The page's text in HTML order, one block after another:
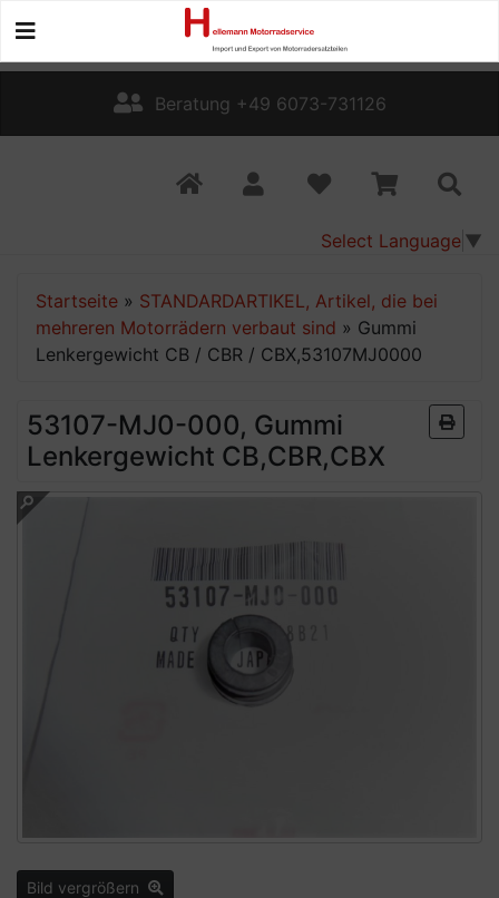
Beratung +49 6073-731126
Select Language ▼
Startseite » STANDARDARTIKEL, Artikel, die bei
mehreren Motorrädern verbaut sind » Gummi
Lenkergewicht CB / CBR / CBX,53107MJ0000
53107-MJ0-000, Gummi
Lenkergewicht CB,CBR,CBX
Bild vergrößern